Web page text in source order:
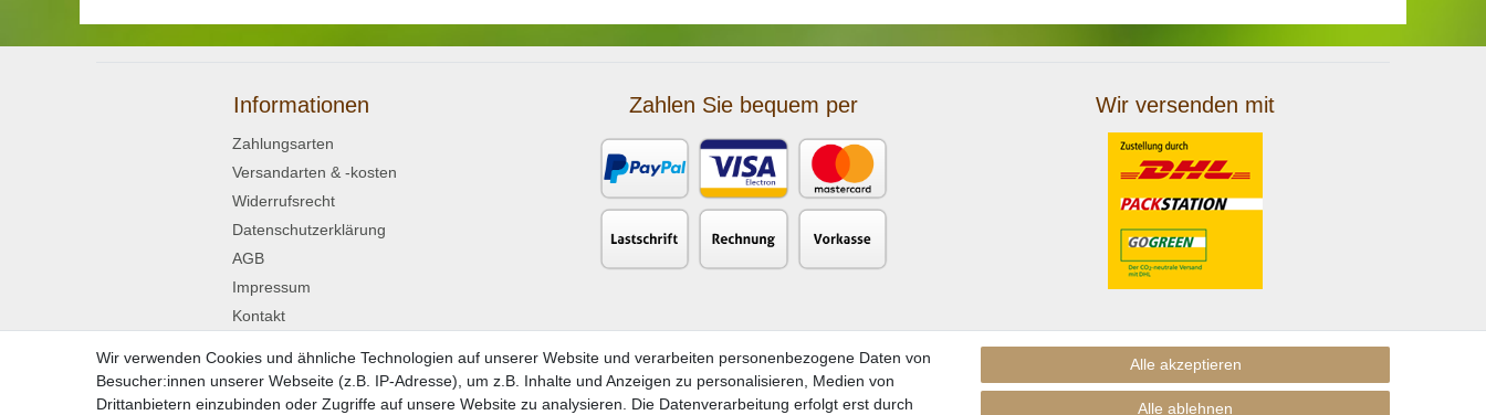
Informationen
Zahlungsarten
Versandarten & -kosten
Widerrufsrecht
Datenschutzerklärung
AGB
Impressum
Kontakt
Widerrufsformular
Zahlen Sie bequem per Wir versenden mit
Wir verwenden Cookies und ähnliche Technologien auf unserer Website und verarbeiten personenbezogene Daten von
Besucher:innen unserer Webseite (z.B. IP-Adresse), um z.B. Inhalte und Anzeigen zu personalisieren, Medien von
Drittanbietern einzubinden oder Zugriffe auf unsere Website zu analysieren. Die Datenverarbeitung erfolgt erst durch
Alle akzeptieren
Alle ablehnen